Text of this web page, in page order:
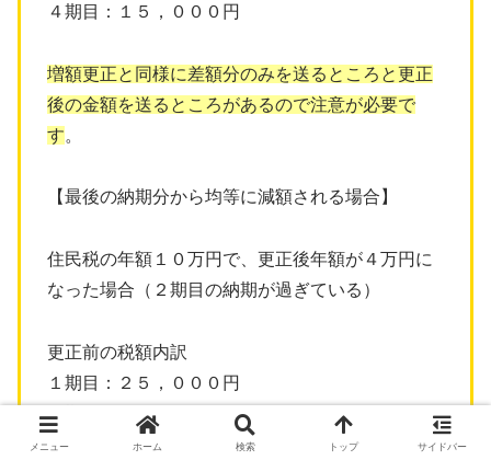
４期目：１５，０００円
増額更正と同様に差額分のみを送るところと更正
後の金額を送るところがあるので注意が必要で
す。
【最後の納期分から均等に減額される場合】
住民税の年額１０万円で、更正後年額が４万円に
なった場合（２期目の納期が過ぎている）
更正前の税額内訳
１期目：２５，０００円
２期目：２５，０００円
３期目：２５，０００円
メニュー ホーム 検索 トップ サイドバー